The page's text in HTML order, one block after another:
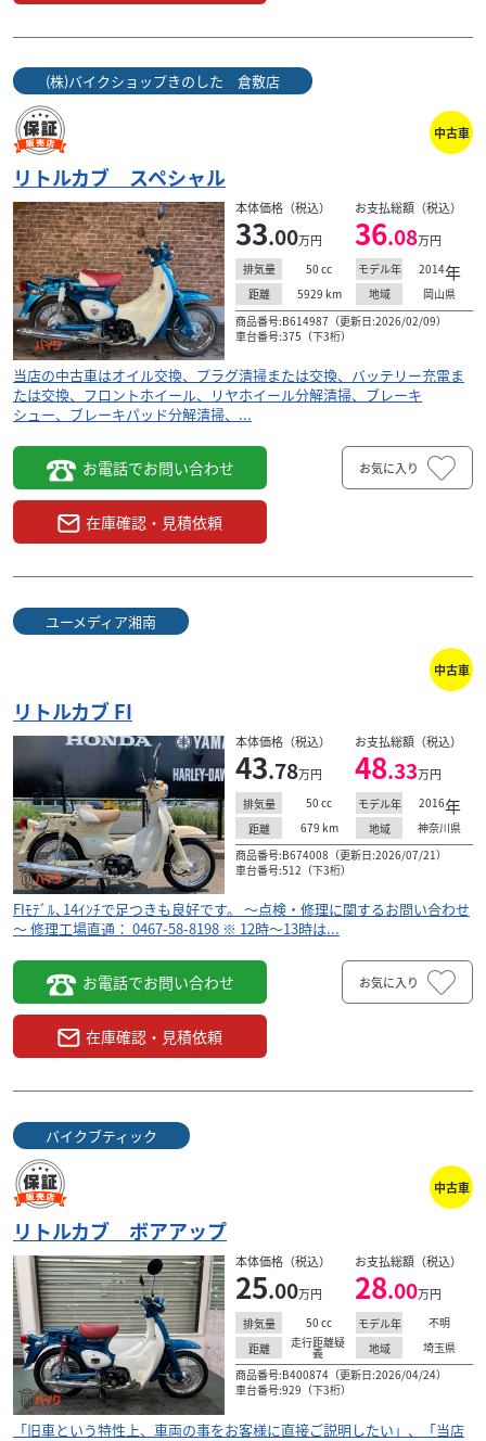
(株)バイクショップきのした 倉敷店
中古車
リトルカブ スペシャル
本体価格（税込）
33.00万円
お支払総額（税込）
36.08万円
排気量 50 cc モデル年 2014年
距離 5929 km 地域
岡山県
商品番号:B614987（更新日:2026/02/09）
車台番号:375（下3桁）
当店の中古車はオイル交換、プラグ清掃または交換、バッテリー充電ま
たは交換、フロントホイール、リヤホイール分解清掃、ブレーキ
シュー、ブレーキパッド分解清掃、...
お電話でお問い合わせ
在庫確認・見積依頼
お気に入り
ユーメディア湘南
中古車
リトルカブ FI
本体価格（税込）
43.78万円
お支払総額（税込）
48.33万円
排気量 50 cc モデル年 2016年
距離 679 km 地域
神奈川県
商品番号:B674008（更新日:2026/07/21）
車台番号:512（下3桁）
FIﾓﾃﾞﾙ､14ｲﾝﾁで足つきも良好です。 ～点検・修理に関するお問い合わせ
～ 修理工場直通： 0467-58-8198 ※ 12時～13時は...
お電話でお問い合わせ
在庫確認・見積依頼
お気に入り
バイクブティック
中古車
リトルカブ ボアアップ
本体価格（税込）
25.00万円
お支払総額（税込）
28.00万円
排気量 50 cc モデル年
不明
距離
走行距離疑
義 地域
埼玉県
商品番号:B400874（更新日:2026/04/24）
車台番号:929（下3桁）
「旧車という特性上、車両の事をお客様に直接ご説明したい」、「当店